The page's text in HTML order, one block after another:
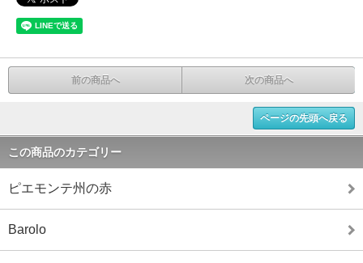
前の商品へ 次の商品へ
ページの先頭へ戻る
この商品のカテゴリー
ピエモンテ州の赤
Barolo